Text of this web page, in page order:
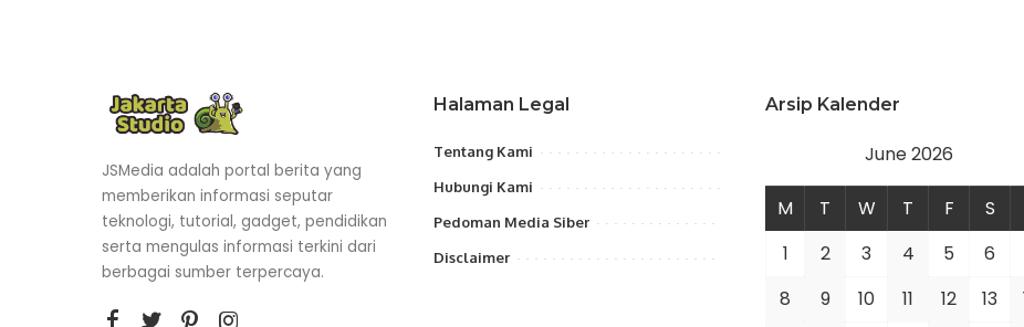
JSMedia adalah portal berita yang
memberikan informasi seputar
teknologi, tutorial, gadget, pendidikan
serta mengulas informasi terkini dari
berbagai sumber terpercaya.
Halaman Legal
Tentang Kami
Hubungi Kami
Pedoman Media Siber
Disclaimer
Arsip Kalender
June 2026
M T W T F S
1
2 3 4 5 6
8
9 10 11 12 13